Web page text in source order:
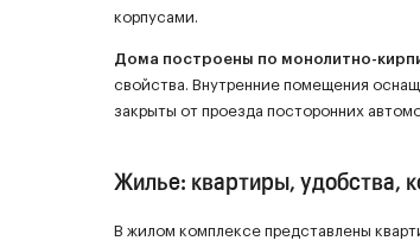
корпусами.
Дома построены по монолитно-
свойства. Внутренние помещения
закрыты от проезда посторонних
Жилье: квартиры, удобства,
В жилом комплексе представлены